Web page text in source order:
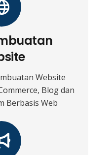
Website
Blog dan
Berbasis Web